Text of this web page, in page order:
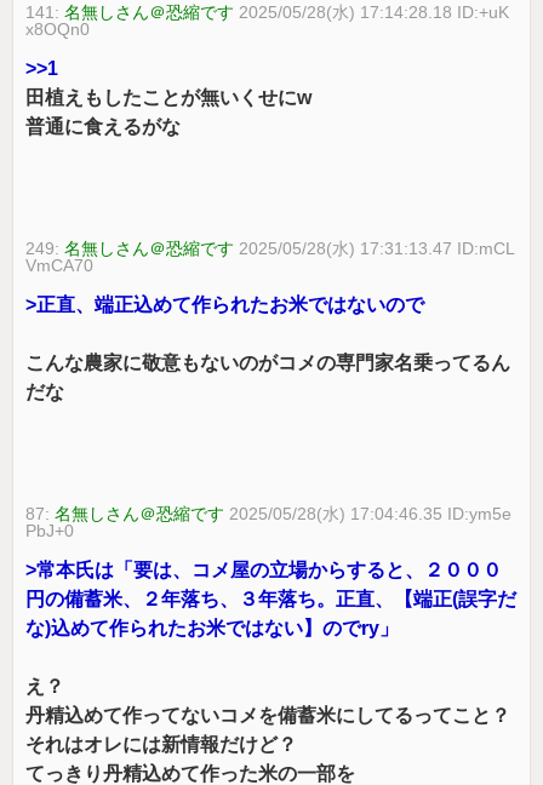
141:名無しさん＠恐縮です 2025/05/28(水) 17:14:28.18 ID:+uK
x8OQn0
>>1
田植えもしたことが無いくせにw
普通に食えるがな
249:名無しさん＠恐縮です 2025/05/28(水) 17:31:13.47 ID:mCL
VmCA70
>正直、端正込めて作られたお米ではないので
こんな農家に敬意もないのがコメの専門家名乗ってるん
だな
87:名無しさん＠恐縮です 2025/05/28(水) 17:04:46.35 ID:ym5e
PbJ+0
>常本氏は「要は、コメ屋の立場からすると、２０００
円の備蓄米、２年落ち、３年落ち。正直、【端正(誤字だ
な)込めて作られたお米ではない】のでry」
え？
丹精込めて作ってないコメを備蓄米にしてるってこと？
それはオレには新情報だけど？
てっきり丹精込めて作った米の一部を